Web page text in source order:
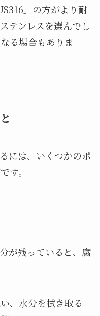
」の方がより耐
テンレスを選んでし
る場合もありま
には、いくつかのポ
す。
が残っていると、腐
、水分を拭き取る